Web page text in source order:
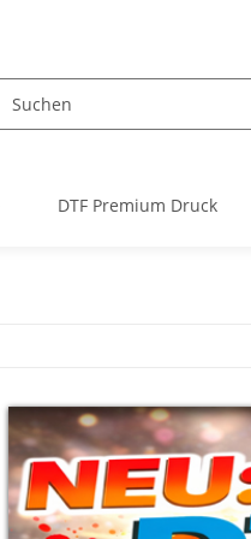
DTF Premium Druck